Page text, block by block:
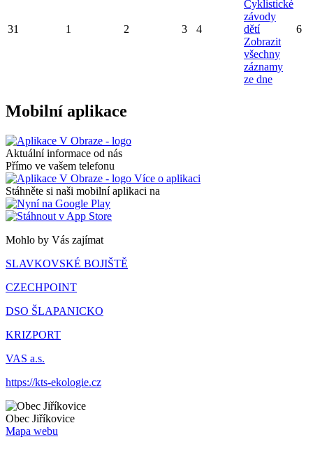
31 1 2 3 4
Cyklistické
závody
dětí
Zobrazit
všechny
záznamy
ze dne
6
Mobilní aplikace
Aktuální informace od nás
Přímo ve vašem telefonu
Více o aplikaci
Stáhněte si naši mobilní aplikaci na
Mohlo by Vás zajímat
SLAVKOVSKÉ BOJIŠTĚ
CZECHPOINT
DSO ŠLAPANICKO
KRIZPORT
VAS a.s.
https://kts-ekologie.cz
Obec Jiříkovice
Mapa webu